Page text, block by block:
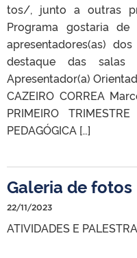
tos/, junto a outras
Programa gostaria de
apresentadores(as)
destaque das salas
Apresentador(a)
CAZEIRO CORREA
PRIMEIRO
PEDAGÓGICA […]
Galeria de fotos
22/11/2023
ATIVIDADES E